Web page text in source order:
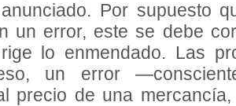
Por supuesto
un error, este se debe
lo enmendado. Las
un error
precio de una